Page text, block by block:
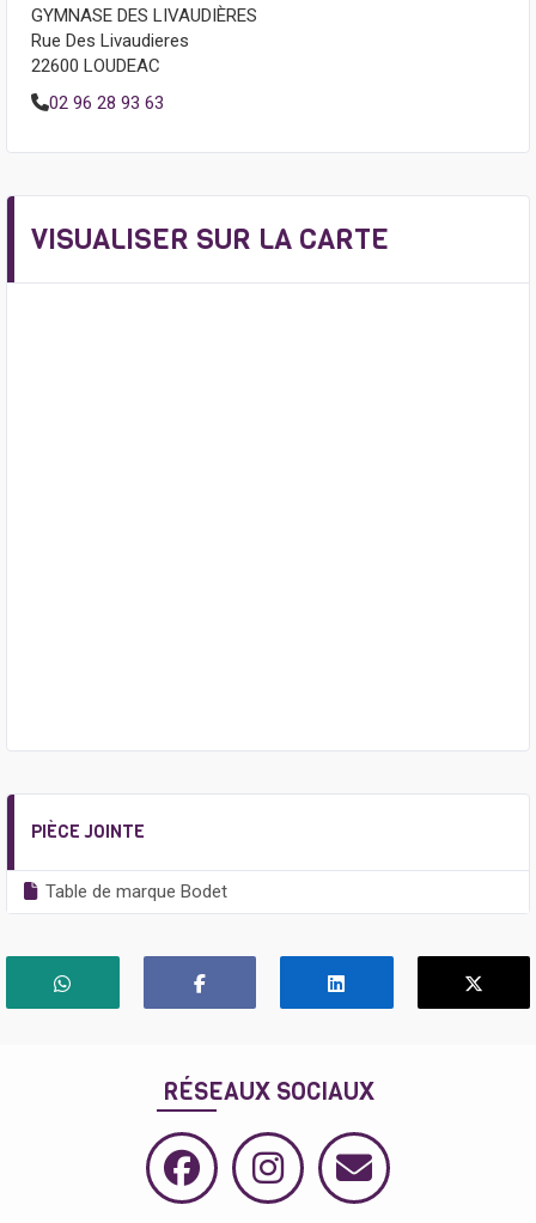
GYMNASE DES LIVAUDIÈRES
Rue Des Livaudieres
22600 LOUDEAC
02 96 28 93 63
VISUALISER SUR LA CARTE
PIÈCE JOINTE
Table de marque Bodet
RÉSEAUX SOCIAUX